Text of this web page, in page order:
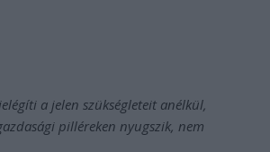
a jelen szükségleteit anélkül,
pilléreken nyugszik, nem